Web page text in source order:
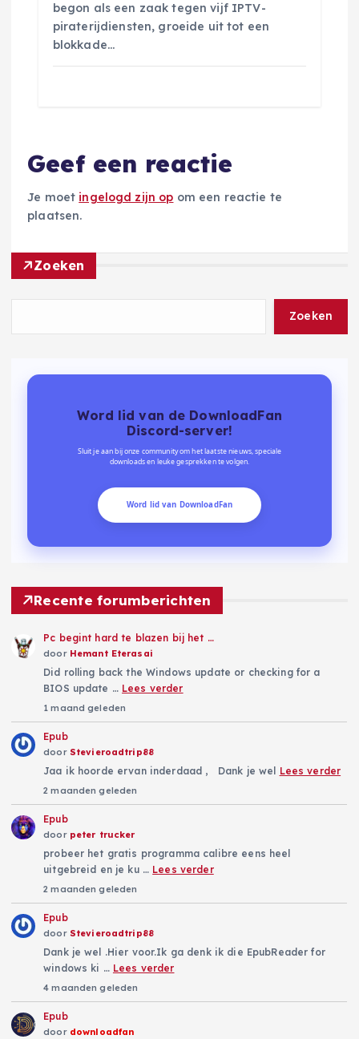
begon als een zaak tegen vijf IPTV-
piraterijdiensten, groeide uit tot een
blokkade…
Geef een reactie
Je moet ingelogd zijn op om een reactie te
plaatsen.
Zoeken
Zoeken
Word lid van de DownloadFan
Discord-server!
Sluit je aan bij onze community om het laatste nieuws, speciale
downloads en leuke gesprekken te volgen.
Word lid van DownloadFan
Recente forumberichten
Pc begint hard te blazen bij het …
door Hemant Eterasai
Did rolling back the Windows update or checking for a
BIOS update … Lees verder
1 maand geleden
Epub
door Stevieroadtrip88
Jaa ik hoorde ervan inderdaad , Dank je wel Lees verder
2 maanden geleden
Epub
door peter trucker
probeer het gratis programma calibre eens heel
uitgebreid en je ku … Lees verder
2 maanden geleden
Epub
door Stevieroadtrip88
Dank je wel .Hier voor.Ik ga denk ik die EpubReader for
windows ki … Lees verder
4 maanden geleden
Epub
door downloadfan